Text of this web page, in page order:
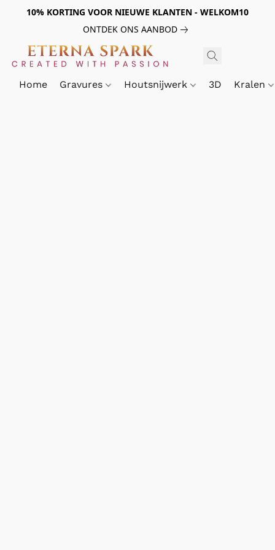
10% KORTING VOOR NIEUWE KLANTEN - WELKOM10
ONTDEK ONS AANBOD
Home Gravures Houtsnijwerk 3D Kralen